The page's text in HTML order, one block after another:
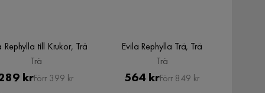
Rephylla till Krukor, Trä
Trä
Pris
krOriginal
Förr 399 kr
Evila Rephylla Trä, Trä
Trä
Pris
564 krOriginal
Förr 849 kr